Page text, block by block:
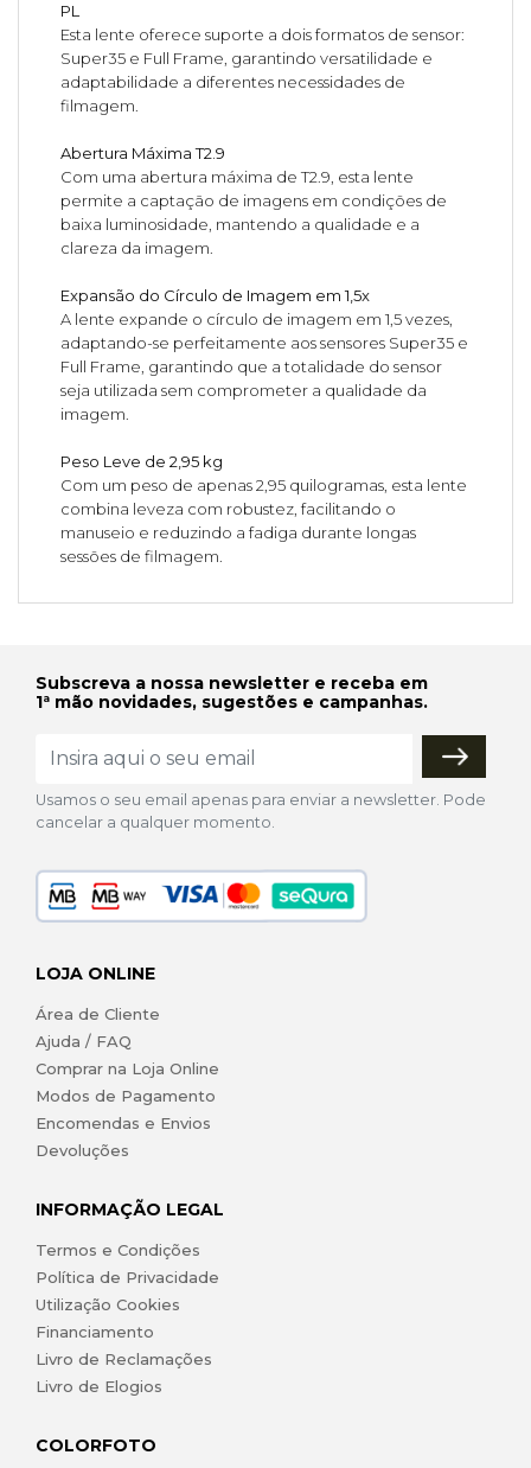
PL
Esta lente oferece suporte a dois formatos de sensor:
Super35 e Full Frame, garantindo versatilidade e
adaptabilidade a diferentes necessidades de
filmagem.
Abertura Máxima T2.9
Com uma abertura máxima de T2.9, esta lente
permite a captação de imagens em condições de
baixa luminosidade, mantendo a qualidade e a
clareza da imagem.
Expansão do Círculo de Imagem em 1,5x
A lente expande o círculo de imagem em 1,5 vezes,
adaptando-se perfeitamente aos sensores Super35 e
Full Frame, garantindo que a totalidade do sensor
seja utilizada sem comprometer a qualidade da
imagem.
Peso Leve de 2,95 kg
Com um peso de apenas 2,95 quilogramas, esta lente
combina leveza com robustez, facilitando o
manuseio e reduzindo a fadiga durante longas
sessões de filmagem.
Subscreva a nossa newsletter e receba em
1ª mão novidades, sugestões e campanhas.
Usamos o seu email apenas para enviar a newsletter. Pode
cancelar a qualquer momento.
LOJA ONLINE
Área de Cliente
Ajuda / FAQ
Comprar na Loja Online
Modos de Pagamento
Encomendas e Envios
Devoluções
INFORMAÇÃO LEGAL
Termos e Condições
Política de Privacidade
Utilização Cookies
Financiamento
Livro de Reclamações
Livro de Elogios
COLORFOTO